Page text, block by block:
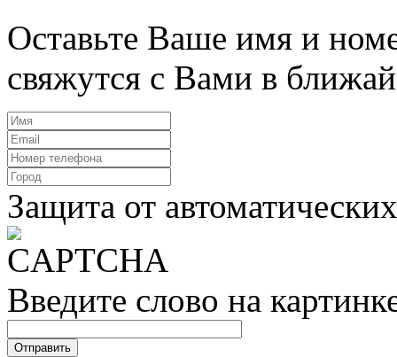
Оставьте Ваше имя и
свяжутся с Вами в
Защита от
Введите слово на